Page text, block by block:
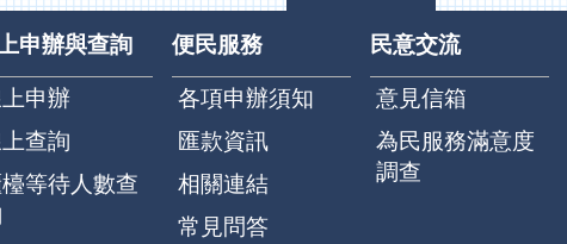
申辦與查詢
申辦
查詢
等待人數查
便民服務
各項申辦須知
匯款資訊
相關連結
常見問答
民意交流
意見信箱
為民服務滿意度
調查